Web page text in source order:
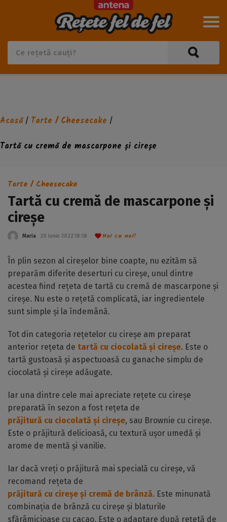
Acasă/ Tarte / Cheesecake /
Tartă cu cremă de mascarpone și cireșe
Tarte / Cheesecake
Tartă cu cremă de mascarpone și
cireșe
Maria 20 iunie 2022 18:18 Hai cu noi!
În plin sezon al cireșelor bine coapte, nu ezităm să
preparăm diferite deserturi cu cireșe, unul dintre
acestea fiind rețeta de tartă cu cremă de mascarpone și
cireșe. Nu este o rețetă complicată, iar ingredientele
sunt simple și la îndemână.
Tot din categoria rețetelor cu cireșe am preparat
anterior rețeta de tartă cu ciocolată și cireșe. Este o
tartă gustoasă și aspectuoasă cu ganache simplu de
ciocolată și cireșe adăugate.
Iar una dintre cele mai apreciate rețete cu cireșe
preparată în sezon a fost rețeta de
prăjitură cu ciocolată și cireșe, sau Brownie cu cireșe.
Este o prăjitură delicioasă, cu textură ușor umedă și
arome de mentă și vanilie.
Iar dacă vreți o prăjitură mai specială cu cireșe, vă
recomand rețeta de
prăjitură cu cireșe și cremă de brânză. Este minunată
combinația de brânză cu cireșe și blaturile
sfărâmicioase cu cacao. Este o adaptare după rețetă de